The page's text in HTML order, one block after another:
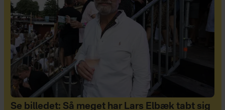
Se billedet: Så meget har Lars Elbæk tabt sig